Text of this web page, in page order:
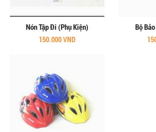
Nón Tập Đi (Phụ Kiện)
150.000 VND
Bộ